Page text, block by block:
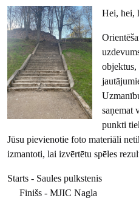
Hei, hei,
objektus,
saņemat
punkti
Jūsu pievienotie foto materiāli
izmantoti, lai izvērtētu spēles
Starts - Saules pulkstenis
Finišs - MJIC Nagla